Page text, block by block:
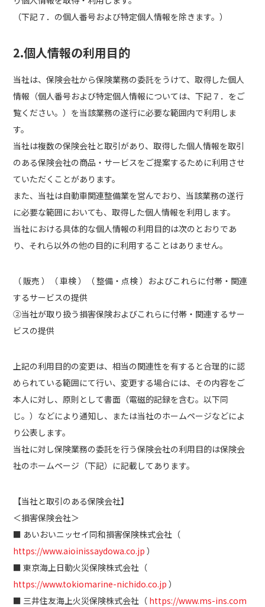
（下記７．の個人番号および特定個人情報を除きます。）
2.個人情報の利用目的
当社は、保険会社から保険業務の委託をうけて、取得した個人
情報（個人番号および特定個人情報については、下記７．をご
覧ください。）を当該業務の遂行に必要な範囲内で利用しま
す。
当社は複数の保険会社と取引があり、取得した個人情報を取引
のある保険会社の商品・サービスをご提案するために利用させ
ていただくことがあります。
また、当社は自動車関連整備業を営んでおり、当該業務の遂行
に必要な範囲においても、取得した個人情報を利用します。
当社における具体的な個人情報の利用目的は次のとおりであ
り、それら以外の他の目的に利用することはありません。
（ 販売 ）（ 車検 ）（ 整備・点検 ）およびこれらに付帯・関連
するサービスの提供
②当社が取り扱う損害保険およびこれらに付帯・関連するサー
ビスの提供
上記の利用目的の変更は、相当の関連性を有すると合理的に認
められている範囲にて行い、変更する場合には、その内容をご
本人に対し、原則として書面（電磁的記録を含む。以下同
じ。）などにより通知し、または当社のホームページなどによ
り公表します。
当社に対し保険業務の委託を行う保険会社の利用目的は保険会
社のホームページ（下記）に記載してあります。
【当社と取引のある保険会社】
＜損害保険会社＞
■ あいおいニッセイ同和損害保険株式会社（
https://www.aioinissaydowa.co.jp ）
■ 東京海上日動火災保険株式会社（
https://www.tokiomarine-nichido.co.jp ）
■ 三井住友海上火災保険株式会社（ https://www.ms-ins.com